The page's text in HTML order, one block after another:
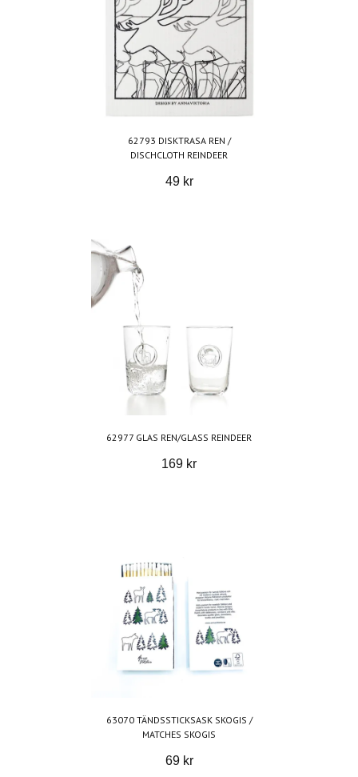
62793 DISKTRASA REN /
DISCHCLOTH REINDEER
49 kr
62977 GLAS REN/GLASS REINDEER
169 kr
63070 TÄNDSSTICKSASK SKOGIS /
MATCHES SKOGIS
69 kr